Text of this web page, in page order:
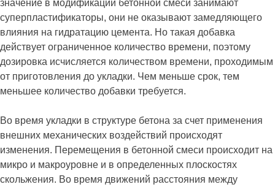
значение в модификации бетонной смеси занимают
суперпластификаторы, они не оказывают замедляющего
влияния на гидратацию цемента. Но такая добавка
действует ограниченное количество времени, поэтому
дозировка исчисляется количеством времени, проходимым
от приготовления до укладки. Чем меньше срок, тем
меньшее количество добавки требуется.
Во время укладки в структуре бетона за счет применения
внешних механических воздействий происходят
изменения. Перемещения в бетонной смеси происходит на
микро и макроуровне и в определенных плоскостях
скольжения. Во время движений расстояния между